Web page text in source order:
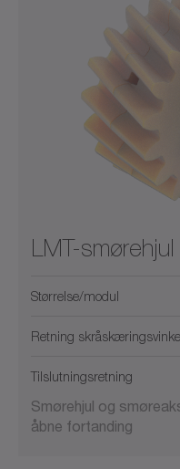
LMT-smørehjul
Størrelse/modul
Retning
Tilslutningsretning
Smørehjul og
åbne fortanding